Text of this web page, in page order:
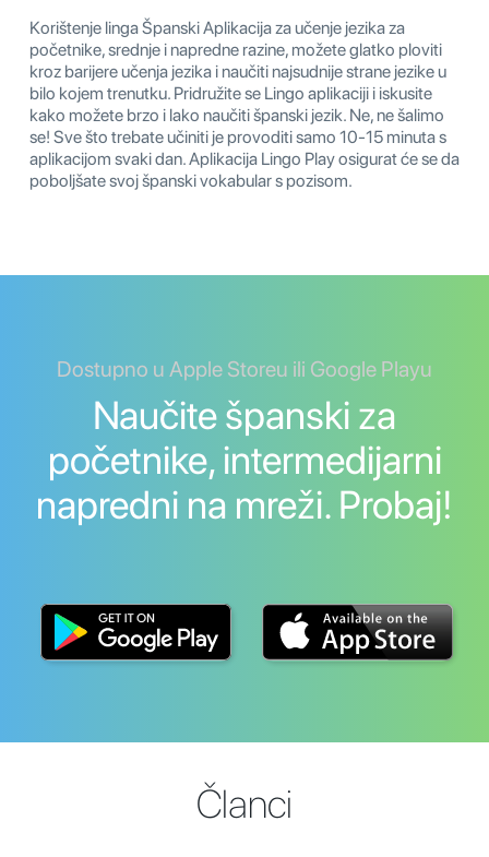
Korištenje linga Španski Aplikacija za učenje jezika za
početnike, srednje i napredne razine, možete glatko ploviti
kroz barijere učenja jezika i naučiti najsudnije strane jezike u
bilo kojem trenutku. Pridružite se Lingo aplikaciji i iskusite
kako možete brzo i lako naučiti španski jezik. Ne, ne šalimo
se! Sve što trebate učiniti je provoditi samo 10-15 minuta s
aplikacijom svaki dan. Aplikacija Lingo Play osigurat će se da
poboljšate svoj španski vokabular s pozisom.
Dostupno u Apple Storeu ili Google Playu
Naučite španski za
početnike, intermedijarni
napredni na mreži. Probaj!
Članci